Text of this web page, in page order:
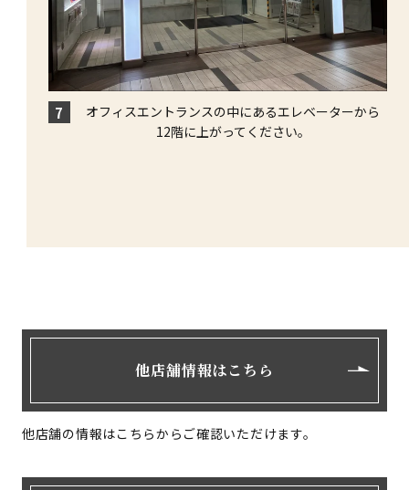
7
オフィスエントランスの中にあるエレベーターから
12階に上がってください。
他店舗情報はこちら
他店舗の情報はこちらからご確認いただけます。